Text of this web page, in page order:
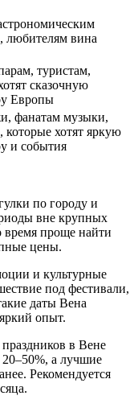
любителям вина
туристам,
сказочную
Европы
фанатам музыки,
которые хотят яркую
и события
по городу и
вне крупных
время проще найти
цены.
и культурные
под фестивали,
даты Вена
опыт.
в Вене
20–50%, а лучшие
Рекомендуется